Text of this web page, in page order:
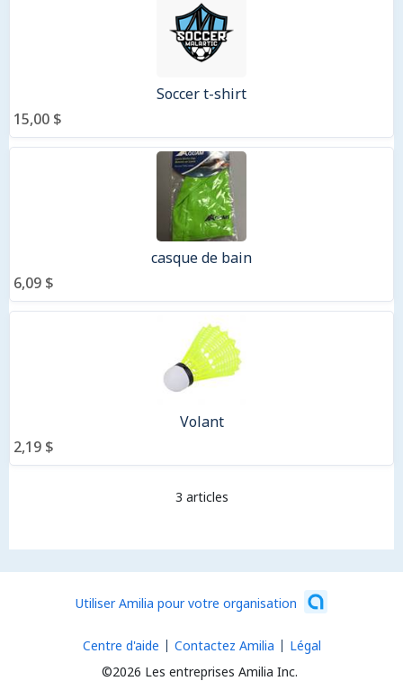
Soccer t-shirt
15,00 $
casque de bain
6,09 $
Volant
2,19 $
3 articles
Utiliser Amilia pour votre organisation
©2026 Les entreprises Amilia Inc.
Centre d'aide Contactez Amilia Légal